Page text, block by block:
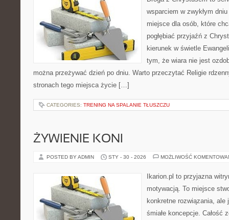
wsparciem w zwykłym
miejsce dla osób, które
pogłębiać przyjaźń z
kierunek w świetle
tym, że wiara nie jest
można przeżywać dzień po dniu. Warto przeczytać Religie
stronach tego miejsca życie […]
CATEGORIES: TRENING NA SPALANIE TŁUSZCZU
ŻYWIENIE KONI
POSTED BY ADMIN STY - 30 - 2026 MOŻLIWOŚĆ
Ikarion.pl to przyjazna
motywacją. To miejsce
konkretne rozwiązania,
śmiałe koncepcje. Całość